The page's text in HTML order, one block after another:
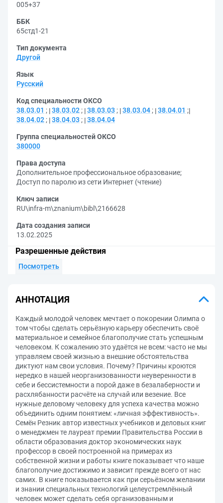
005+37
ББК
65стд1-21
Тип документа
Другой
Язык
Русский
Код специальности ОКСО
38.03.01 ; 38.03.02 ; 38.03.03 ; 38.03.04 ; 38.04.01 ;
38.04.02 ; 38.04.03 ; 38.04.04
Группа специальностей ОКСО
380000
Права доступа
Дополнительное профессиональное образование;
Доступ по паролю из сети Интернет (чтение)
Ключ записи
RU\infra-m\znanium\bibl\2166628
Дата создания записи
13.02.2025
Разрешенные действия
Посмотреть
АННОТАЦИЯ
Каждый молодой человек мечтает о покорении Олимпа о
том чтобы сделать серьёзную карьеру обеспечить своё
материальное и семейное благополучие стать успешным
человеком. К сожалению это удаётся не всем: часто не мы
управляем своей жизнью а внешние обстоятельства
диктуют нам свои условия. Почему? Причины кроются
нередко в нашей неорганизованности неуверенности в
себе и бессистемности а порой даже в безалаберности и
расхлябанности расчёте на случай или везение. Все
нужные деловому человеку для успеха качества можно
объединить одним понятием: «личная эффективность».
Семён Резник автор известных учебников и деловых книг
о менеджмен те лауреат премии Правительства России в
области образования доктор экономических наук
профессор в своей построенной на примерах из
собственной жизни и работы книге показывает что наше
благополучие достижимо и зависит прежде всего от нас
самих. В книге показывается как при серьёзном желании
и знании специальных технологий целеустремлённый
человек может сделать себя организованным и